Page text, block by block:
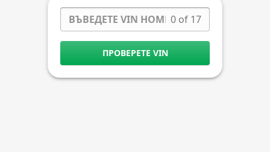
0 of 17
ПРОВЕРЕТЕ VIN